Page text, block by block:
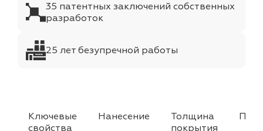
35 патентных заключений собственных
разработок
25 лет безупречной работы
Ключевые
свойства
Нанесение
Толщина
покрытия